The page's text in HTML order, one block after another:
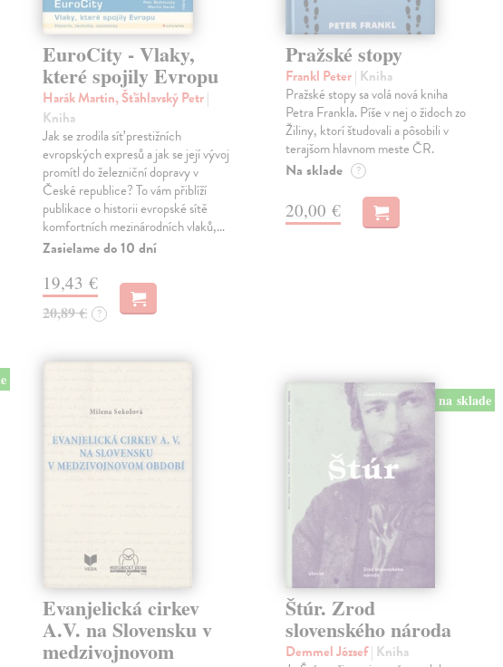
EuroCity - Vlaky,
které spojily Evropu
Harák Martin, Šťáhlavský Petr|
Kniha
Jak se zrodila síť prestižních
evropských expresů a jak se její vývoj
promítl do železniční dopravy v
České republice? To vám přiblíží
publikace o historii evropské sítě
komfortních mezinárodních vlaků,…
Zasielame do 10 dní
19,43 €
20,89 € ?
Pražské stopy
Frankl Peter| Kniha
Pražské stopy sa volá nová kniha
Petra Frankla. Píše v nej o židoch zo
Žiliny, ktorí študovali a pôsobili v
terajšom hlavnom meste ČR.
Na sklade ?
20,00 €
Evanjelická cirkev
A.V. na Slovensku v
medzivojnovom
na sklade
Štúr. Zrod
slovenského národa
Demmel József| Kniha